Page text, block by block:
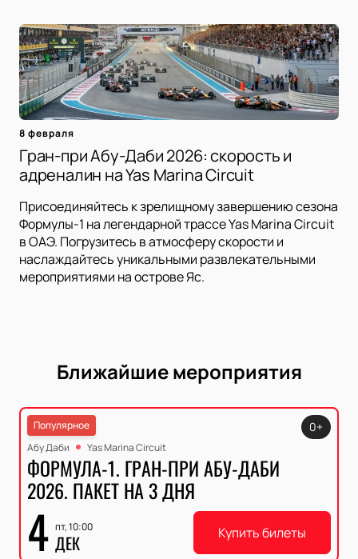
8 февраля
Гран-при Абу-Даби 2026: скорость и
адреналин на Yas Marina Circuit
Присоединяйтесь к зрелищному завершению сезона
Формулы-1 на легендарной трассе Yas Marina Circuit
в ОАЭ. Погрузитесь в атмосферу скорости и
наслаждайтесь уникальными развлекательными
мероприятиями на острове Яс.
Ближайшие мероприятия
Популярное
Абу Даби
Yas Marina Circuit
ФОРМУЛА-1. ГРАН-ПРИ АБУ-ДАБИ
2026. ПАКЕТ НА 3 ДНЯ
4 пт, 10:00
ДЕК
0+
Купить билеты